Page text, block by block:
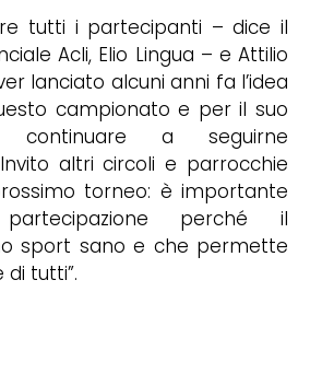
tutti i partecipanti – dice il
Acli, Elio Lingua – e Attilio
lanciato alcuni anni fa l’idea
campionato e per il suo
continuare a seguirne
Invito altri circoli e parrocchie
torneo: è importante
perché il
sport sano e che permette
tutti”.